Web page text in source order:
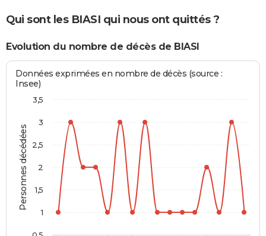
Qui sont les BIASI qui nous ont quittés ?
Evolution du nombre de décès de BIASI
Personnes décédées
Données exprimées en nombre de décès (source :
Insee)
1
1,5
2
2,5
3
3,5